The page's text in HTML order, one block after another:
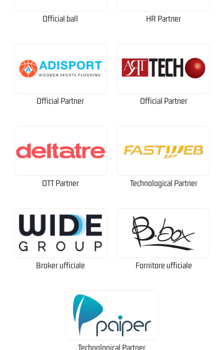
Official ball HR Partner
Official Partner Official Partner
OTT Partner Technological Partner
Broker ufficiale Fornitore ufficiale
Technological Partner